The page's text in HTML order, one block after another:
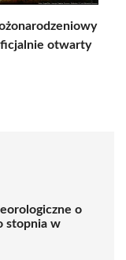
otwarty
o
stopnia w